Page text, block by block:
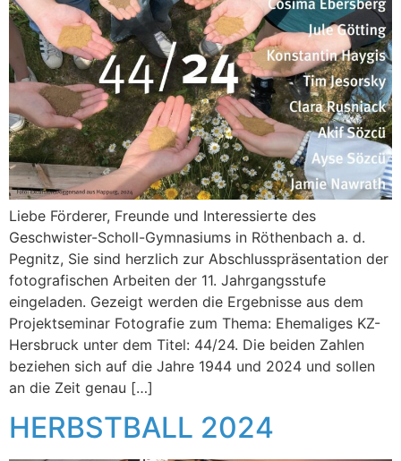
Liebe Förderer, Freunde und Interessierte des
Geschwister-Scholl-Gymnasiums in Röthenbach a. d.
Pegnitz, Sie sind herzlich zur Abschlusspräsentation der
fotografischen Arbeiten der 11. Jahrgangsstufe
eingeladen. Gezeigt werden die Ergebnisse aus dem
Projektseminar Fotografie zum Thema: Ehemaliges KZ-
Hersbruck unter dem Titel: 44/24. Die beiden Zahlen
beziehen sich auf die Jahre 1944 und 2024 und sollen
an die Zeit genau […]
HERBSTBALL 2024